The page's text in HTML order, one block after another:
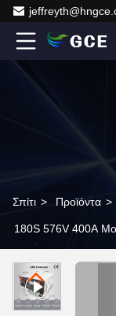
Σπίτι > Προϊόντα >
180S 576V 400A